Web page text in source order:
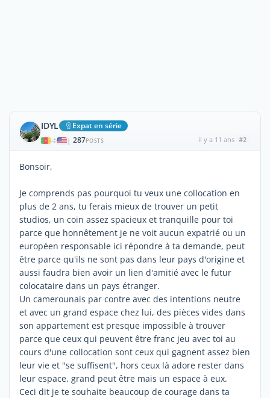
IDYL Expat en série
| 287POSTS il y a 11 ans #2
Bonsoir,
Je comprends pas pourquoi tu veux une collocation en
plus de 2 ans, tu ferais mieux de trouver un petit
studios, un coin assez spacieux et tranquille pour toi
parce que honnêtement je ne voit aucun expatrié ou un
européen responsable ici répondre à ta demande, peut
être parce qu'ils ne sont pas dans leur pays d'origine et
aussi faudra bien avoir un lien d'amitié avec le futur
colocataire dans un pays étranger.
Un camerounais par contre avec des intentions neutre
et avec un grand espace chez lui, des pièces vides dans
son appartement est presque impossible à trouver
parce que ceux qui peuvent être franc jeu avec toi au
cours d'une collocation sont ceux qui gagnent assez bien
leur vie et "se suffisent", hors ceux là adore rester dans
leur espace, grand peut être mais un espace à eux.
Ceci dit je te souhaite beaucoup de courage dans ta